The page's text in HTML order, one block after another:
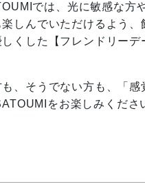
では、光に敏感な方
しんでいただけるよう、
くした【フレンドリーデ
、そうでない方も、「感
をお楽しみくださ